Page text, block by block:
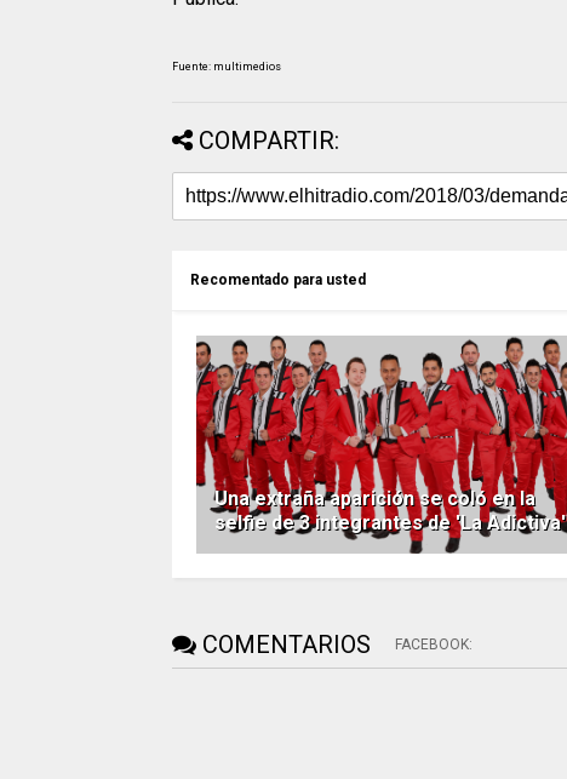
Fuente: multimedios
COMPARTIR:
Recomentado para usted
Una extraña aparición se coló en la
selfie de 3 integrantes de 'La Adictiva'
COMENTARIOS FACEBOOK: